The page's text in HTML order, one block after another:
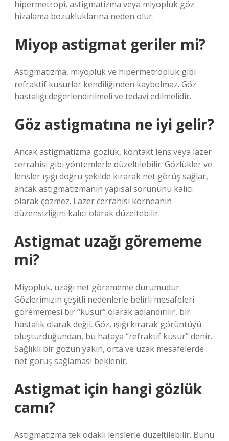
hipermetropi, astigmatizma veya miyopluk göz
hizalama bozukluklarına neden olur.
Miyop astigmat geriler mi?
Astigmatizma, miyopluk ve hipermetropluk gibi
refraktif kusurlar kendiliğinden kaybolmaz. Göz
hastalığı değerlendirilmeli ve tedavi edilmelidir.
Göz astigmatına ne iyi gelir?
Ancak astigmatizma gözlük, kontakt lens veya lazer
cerrahisi gibi yöntemlerle düzeltilebilir. Gözlükler ve
lensler ışığı doğru şekilde kırarak net görüş sağlar,
ancak astigmatizmanın yapısal sorununu kalıcı
olarak çözmez. Lazer cerrahisi korneanın
düzensizliğini kalıcı olarak düzeltebilir.
Astigmat uzağı görememe
mi?
Miyopluk, uzağı net görememe durumudur.
Gözlerimizin çeşitli nedenlerle belirli mesafeleri
görememesi bir “kusur” olarak adlandırılır, bir
hastalık olarak değil. Göz, ışığı kırarak görüntüyü
oluşturduğundan, bu hataya “refraktif kusur” denir.
Sağlıklı bir gözün yakın, orta ve uzak mesafelerde
net görüş sağlaması beklenir.
Astigmat için hangi gözlük
camı?
Astigmatizma tek odaklı lenslerle düzeltilebilir. Bunu